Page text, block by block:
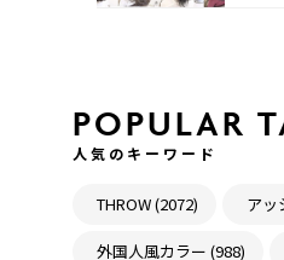
POPULAR
人気のキーワード
THROW (2072) アッ
外国人風カラー (988)